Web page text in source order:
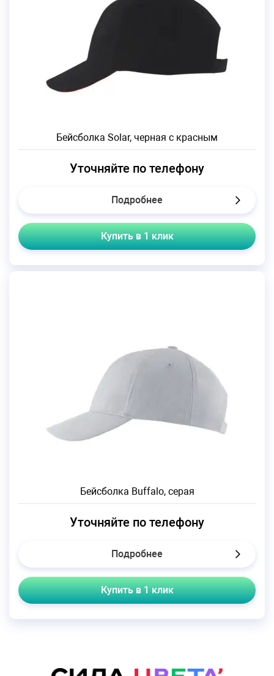
Бейсболка Solar, черная с красным
Уточняйте по телефону
Подробнее
Купить в 1 клик
Бейсболка Buffalo, серая
Уточняйте по телефону
Подробнее
Купить в 1 клик